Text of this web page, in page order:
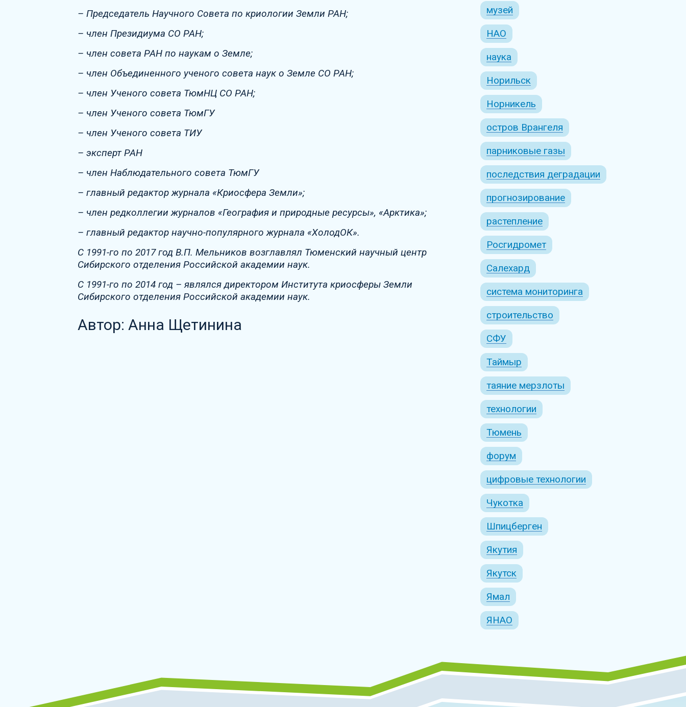
– Председатель Научного Совета по криологии Земли РАН;
– член Президиума СО РАН;
– член совета РАН по наукам о Земле;
– член Объединенного ученого совета наук о Земле СО РАН;
– член Ученого совета ТюмНЦ СО РАН;
– член Ученого совета ТюмГУ
– член Ученого совета ТИУ
– эксперт РАН
– член Наблюдательного совета ТюмГУ
– главный редактор журнала «Криосфера Земли»;
– член редколлегии журналов «География и природные ресурсы», «Арктика»;
– главный редактор научно-популярного журнала «ХолодОК».
С 1991-го по 2017 год В.П. Мельников возглавлял Тюменский научный центр
Сибирского отделения Российской академии наук.
С 1991-го по 2014 год – являлся директором Института криосферы Земли
Сибирского отделения Российской академии наук.
Автор: Анна Щетинина
музей
НАО
наука
Норильск
Норникель
остров Врангеля
парниковые газы
последствия деградации
прогнозирование
растепление
Росгидромет
Салехард
система мониторинга
строительство
СФУ
Таймыр
таяние мерзлоты
технологии
Тюмень
форум
цифровые технологии
Чукотка
Шпицберген
Якутия
Якутск
Ямал
ЯНАО